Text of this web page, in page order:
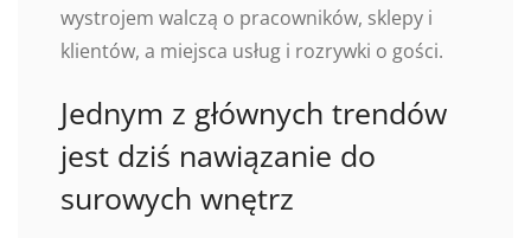
wystrojem walczą o pracowników, sklepy i
klientów, a miejsca usług i rozrywki o gości.
Jednym z głównych trendów
jest dziś nawiązanie do
surowych wnętrz